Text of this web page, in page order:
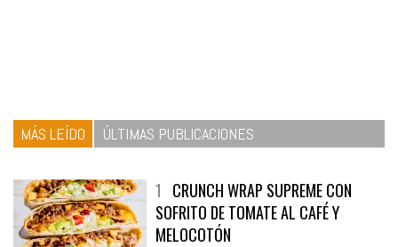
MÁS LEÍDO ÚLTIMAS PUBLICACIONES
1 CRUNCH WRAP SUPREME CON
SOFRITO DE TOMATE AL CAFÉ Y
MELOCOTÓN